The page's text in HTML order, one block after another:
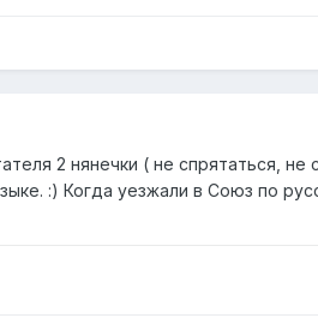
2 нянечки ( не спрятаться, не
:) Когда уезжали в Союз по